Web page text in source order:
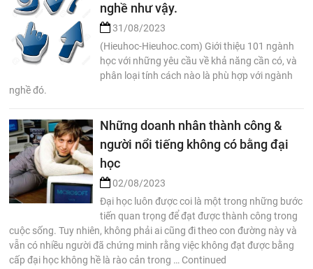
nghề như vậy.
31/08/2023
(Hieuhoc-Hieuhoc.com) Giới thiệu 101 ngành
học với những yêu cầu về khả năng cần có, và
phân loại tính cách nào là phù hợp với ngành
nghề đó.
Những doanh nhân thành công &
người nổi tiếng không có bằng đại
học
02/08/2023
Đại học luôn được coi là một trong những bước
tiến quan trọng để đạt được thành công trong
cuộc sống. Tuy nhiên, không phải ai cũng đi theo con đường này và
vẫn có nhiều người đã chứng minh rằng việc không đạt được bằng
cấp đại học không hề là rào cản trong … Continued